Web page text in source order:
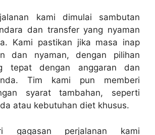
kami dimulai sambutan
dan transfer yang nyaman
Kami pastikan jika masa inap
dan nyaman, dengan pilihan
tepat dengan anggaran dan
Tim kami pun memberi
syarat tambahan, seperti
atau kebutuhan diet khusus.
gagasan perjalanan kami